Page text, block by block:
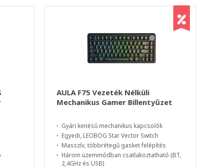
AULA F75 Vezeték Nélküli
Mechanikus Gamer Billentyűzet
Gyári kenésű mechanikus kapcsolók
Egyedi, LEOBOG Star Vector Switch
Masszív, többrétegű gasket felépítés
Három üzemmódban csatlakoztatható (BT,
2,4GHz és USB)